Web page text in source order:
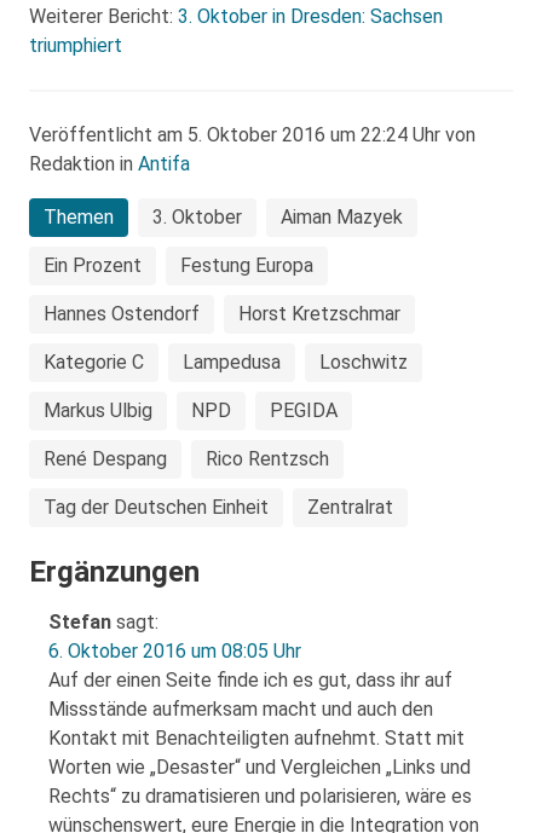
Weiterer Bericht: 3. Oktober in Dresden: Sachsen
triumphiert
Veröffentlicht am 5. Oktober 2016 um 22:24 Uhr von
Redaktion in Antifa
Themen 3. Oktober Aiman Mazyek
Ein Prozent Festung Europa
Hannes Ostendorf Horst Kretzschmar
Kategorie C Lampedusa Loschwitz
Markus Ulbig NPD PEGIDA
René Despang Rico Rentzsch
Tag der Deutschen Einheit Zentralrat
Ergänzungen
Stefan sagt:
6. Oktober 2016 um 08:05 Uhr
Auf der einen Seite finde ich es gut, dass ihr auf
Missstände aufmerksam macht und auch den
Kontakt mit Benachteiligten aufnehmt. Statt mit
Worten wie „Desaster“ und Vergleichen „Links und
Rechts“ zu dramatisieren und polarisieren, wäre es
wünschenswert, eure Energie in die Integration von